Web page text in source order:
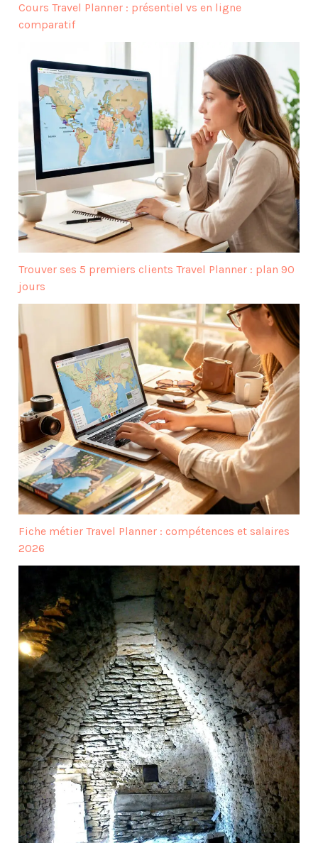
Cours Travel Planner : présentiel vs en ligne
comparatif
Trouver ses 5 premiers clients Travel Planner : plan 90
jours
Fiche métier Travel Planner : compétences et salaires
2026